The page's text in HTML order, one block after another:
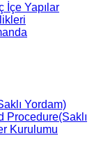
İçe Yapılar
Yordam)
Procedure(Saklı
Kurulumu